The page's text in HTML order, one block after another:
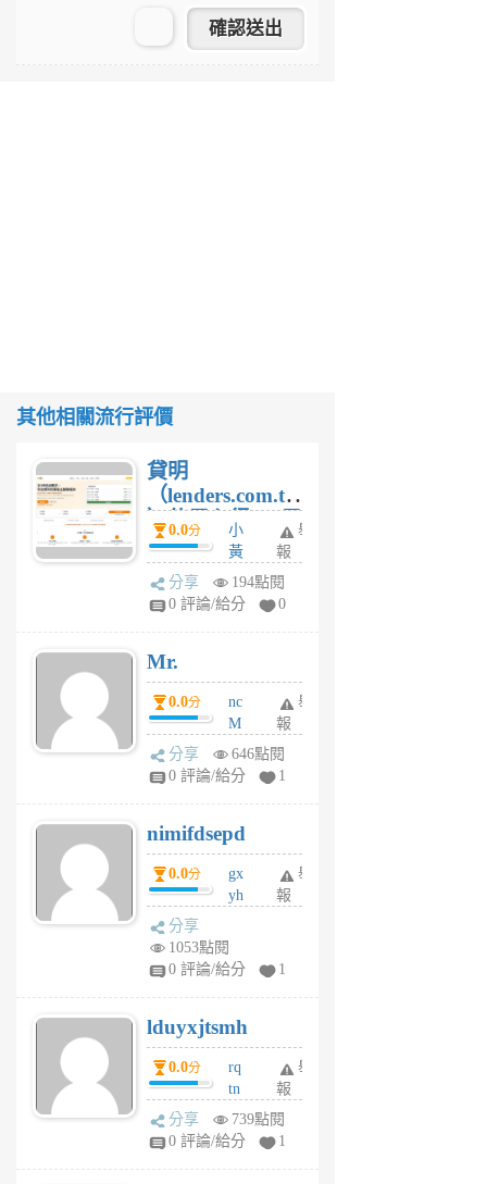
其他相關流行評價
貸明
（lenders.com.tw
）使用心得 — 民
間貸款比較平台
體驗
0.0分
小
黃
蜂
1
舉
報
分享
194點閱
0 評論/給分
0
Mr.
0.0分
nc
M
U
F
U
5
個
月
舉
報
分享
646點閱
0 評論/給分
1
nimifdsepd
0.0分
gx
yh
jl
月
前
舉
報
分享
1053點閱
0 評論/給分
1
lduyxjtsmh
0.0分
rq
tn
jt
gl
舉
報
分享
739點閱
0 評論/給分
1